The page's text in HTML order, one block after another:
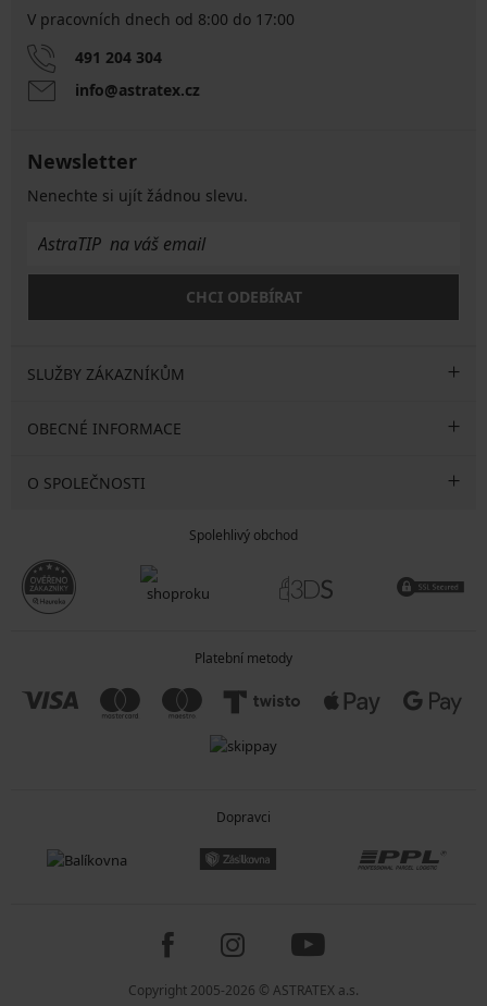
V pracovních dnech od 8:00 do 17:00
491 204 304
info@astratex.cz
Newsletter
Nenechte si ujít žádnou slevu.
CHCI ODEBÍRAT
SLUŽBY ZÁKAZNÍKŮM
OBECNÉ INFORMACE
O SPOLEČNOSTI
Spolehlivý obchod
Platební metody
Dopravci
Copyright 2005-2026 © ASTRATEX a.s.